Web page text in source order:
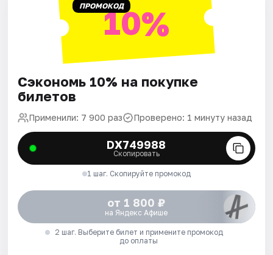
ПРОМОКОД10%
Сэкономь 10% на покупке
билетов
Применили: 7 900 раз Проверено: 1 минуту назад
DX749988
Скопировать
1 шаг. Скопируйте промокод
от 1 800 ₽
на Яндекс Афише
2 шаг. Выберите билет и примените промокод
до оплаты